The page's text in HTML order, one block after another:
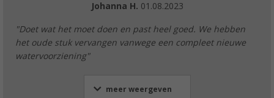
Johanna H. 01.08.2023
"Doet wat het moet doen en past heel goed. We hebben
het oude stuk vervangen vanwege een compleet nieuwe
watervoorziening"
meer weergeven